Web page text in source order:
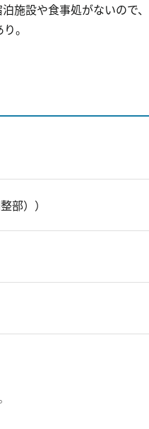
施設や食事処がないので
。
部））